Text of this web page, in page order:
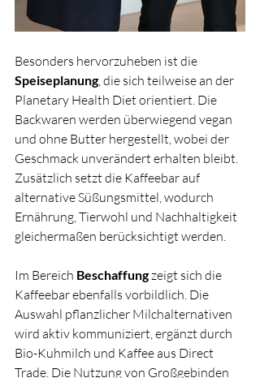
Besonders hervorzuheben ist die
Speiseplanung, die sich teilweise an der
Planetary Health Diet orientiert. Die
Backwaren werden überwiegend vegan
und ohne Butter hergestellt, wobei der
Geschmack unverändert erhalten bleibt.
Zusätzlich setzt die Kaffeebar auf
alternative Süßungsmittel, wodurch
Ernährung, Tierwohl und Nachhaltigkeit
gleichermaßen berücksichtigt werden.
Im Bereich Beschaffung zeigt sich die
Kaffeebar ebenfalls vorbildlich. Die
Auswahl pflanzlicher Milchalternativen
wird aktiv kommuniziert, ergänzt durch
Bio-Kuhmilch und Kaffee aus Direct
Trade. Die Nutzung von Großgebinden